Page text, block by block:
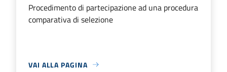
Procedimento di partecipazione ad una procedura
comparativa di selezione
VAI ALLA PAGINA